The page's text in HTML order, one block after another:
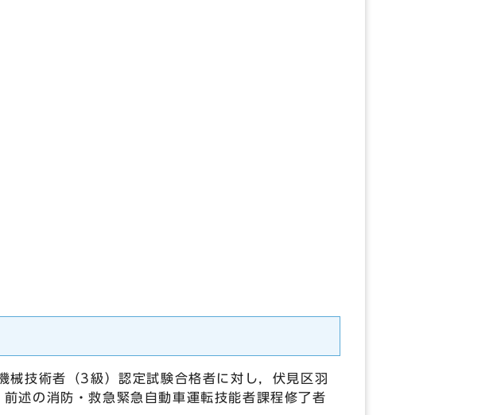
技術者（3級）認定試験合格者に対し，伏見区羽
述の消防・救急緊急自動車運転技能者課程修了者